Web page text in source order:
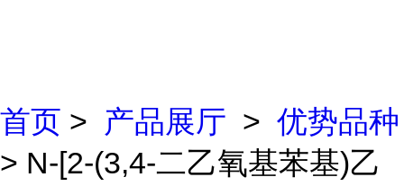
首页 > 产品展厅 > 优势品种
> N-[2-(3,4-二乙氧基苯基)乙